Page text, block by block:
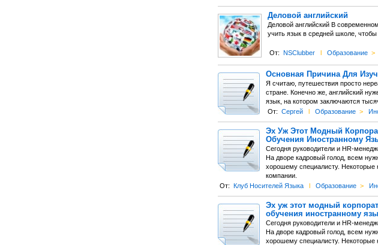
Деловой английский
Деловой английский В
учить язык в средней школе,
От: NSClubber l Образование >
Основная Причина Для
Я считаю, путешествия просто
стране. Конечно же, английский
язык, на котором заключаются
От: Сергей l Образование >
Эх Уж Этот Модный
Обучения Иностранному
Сегодня руководители и HR-
На дворе кадровый голод, всем
хорошему специалисту. Некоторые
компании.
От: Клуб Носителей Языка l Образование >
Эх уж этот модный
обучения иностранному
Сегодня руководители и HR-
На дворе кадровый голод, всем
хорошему специалисту. Некоторые